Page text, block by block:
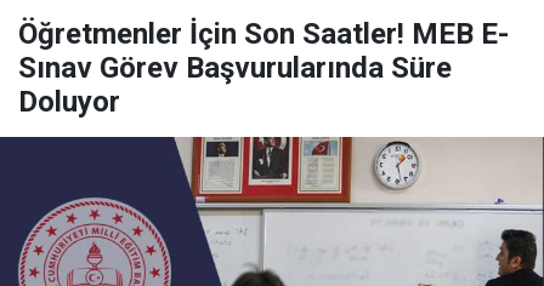
Öğretmenler İçin Son Saatler! MEB E-
Sınav Görev Başvurularında Süre
Doluyor